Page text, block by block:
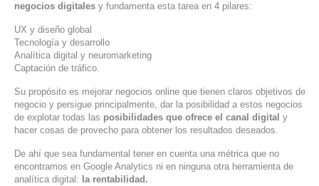
ASESORÍA TECNOLÓGICA
TRANSFORMACIÓN DIGITAL
PORTAFOLIO
CONTACTO
negocios digitales y fundamenta esta tarea en 4 pilares:
UX y diseño global
Tecnología y desarrollo
Analítica digital y neuromarketing
Captación de tráfico.
Su propósito es mejorar negocios online que tienen claros objetivos de
negocio y persigue principalmente, dar la posibilidad a estos negocios
de explotar todas las posibilidades que ofrece el canal digital y
hacer cosas de provecho para obtener los resultados deseados.
De ahí que sea fundamental tener en cuenta una métrica que no
encontramos en Google Analytics ni en ninguna otra herramienta de
analítica digital: la rentabilidad.